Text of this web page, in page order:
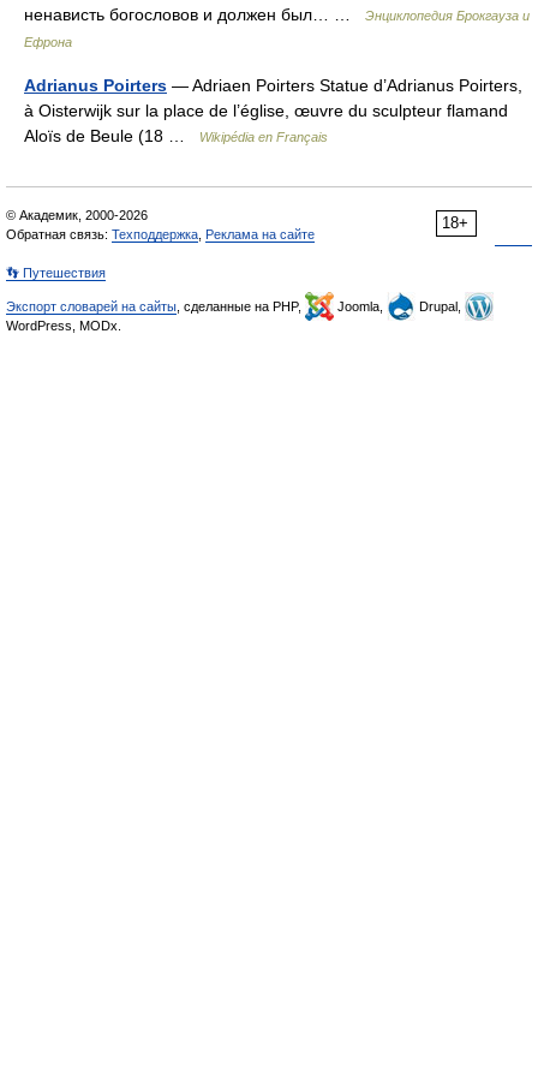
ненависть богословов и должен был… …
Энциклопедия Брокгауза и
Ефрона
Adrianus Poirters — Adriaen Poirters Statue d’Adrianus Poirters,
à Oisterwijk sur la place de l’église, œuvre du sculpteur flamand
Aloïs de Beule (18 …
Wikipédia en Français
18+
© Академик, 2000-2026
Обратная связь: Техподдержка Реклама на сайте
👣 Путешествия
Экспорт словарей на сайты , сделанные на PHP, Joomla,
Drupal,
WordPress, MODx.